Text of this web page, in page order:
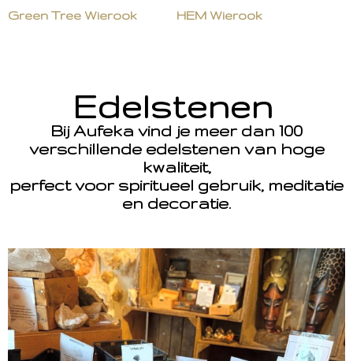
Green Tree Wierook HEM Wierook
Edelstenen
Bij Aufeka vind je meer dan 100
verschillende edelstenen van hoge
kwaliteit,
perfect voor spiritueel gebruik, meditatie
en decoratie.